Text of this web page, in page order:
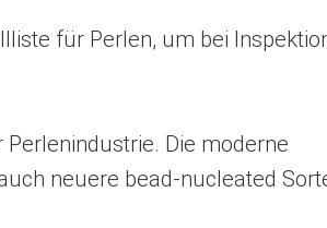
für Perlen, um bei
Die moderne
neuere bead-nucleated